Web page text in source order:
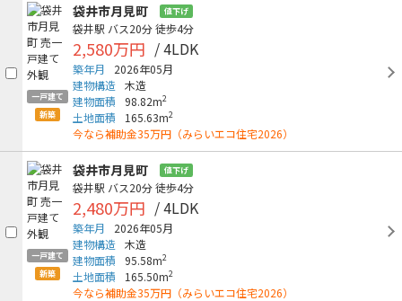
一戸建て
新築
袋井市月見町 値下げ
袋井駅 バス20分徒歩4分
2,580万円 / 4LDK
築年月
2026年05月
建物構造 木造
建物面積
98.82m2
土地面積 165.63m2
今なら補助金35万円（みらいエコ住宅2026）
一戸建て
新築
袋井市月見町 値下げ
袋井駅 バス20分徒歩4分
2,480万円 / 4LDK
築年月
2026年05月
建物構造 木造
建物面積
95.58m2
土地面積 165.50m2
今なら補助金35万円（みらいエコ住宅2026）